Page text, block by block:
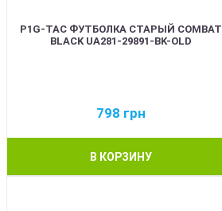
P1G-TAC ФУТБОЛКА СТАРЫЙ COMBAT
BLACK UA281-29891-BK-OLD
798 грн
В КОРЗИНУ